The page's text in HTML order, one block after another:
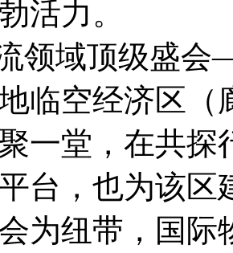
活力。
领域顶级盛
临空经济区（
一堂，在共
台，也为该区
为纽带，国际